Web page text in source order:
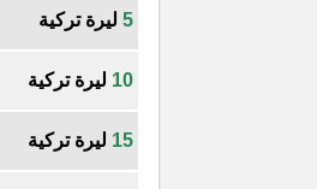
5 ليرة تركية
10 ليرة تركية
15 ليرة تركية